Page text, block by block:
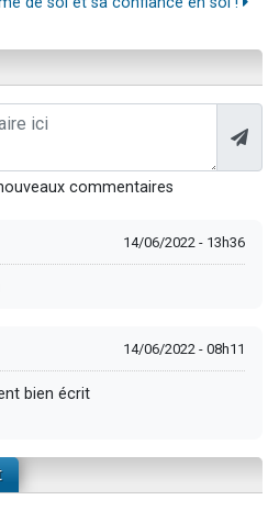
commentaires
14/06/2022 - 13h36
14/06/2022 - 08h11
bien écrit